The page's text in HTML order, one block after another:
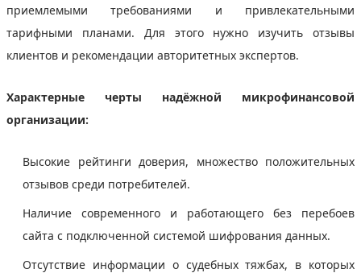
приемлемыми требованиями и привлекательными
тарифными планами. Для этого нужно изучить отзывы
клиентов и рекомендации авторитетных экспертов.
Характерные черты надёжной микрофинансовой
организации:
Высокие рейтинги доверия, множество положительных
отзывов среди потребителей.
Наличие современного и работающего без перебоев
сайта с подключенной системой шифрования данных.
Отсутствие информации о судебных тяжбах, в которых